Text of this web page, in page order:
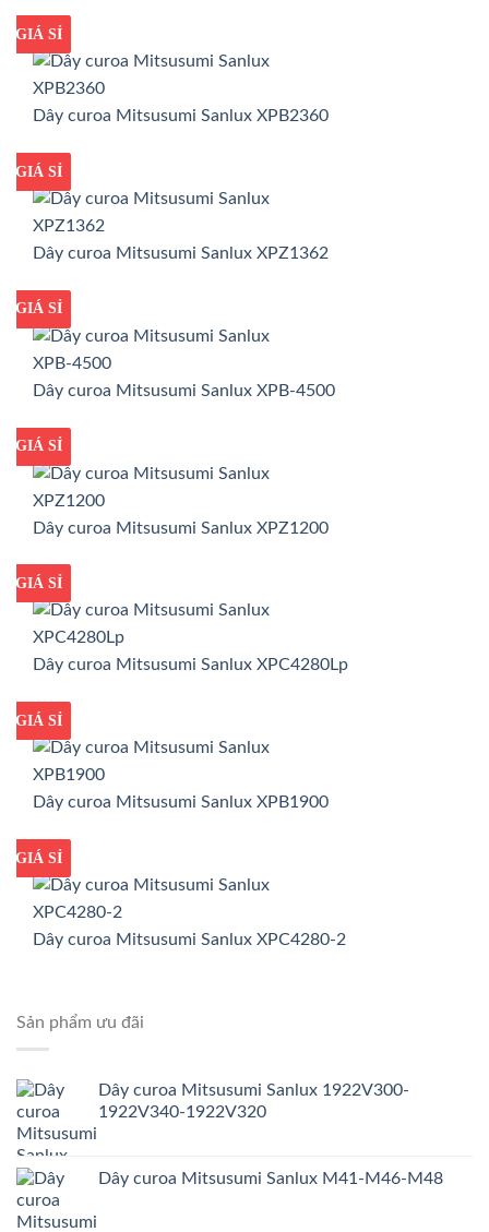
GIÁ TỐT
GIÁ SỈ
Dây curoa Mitsusumi Sanlux XPB2360
GIÁ TỐT
GIÁ SỈ
Dây curoa Mitsusumi Sanlux XPZ1362
GIÁ TỐT
GIÁ SỈ
Dây curoa Mitsusumi Sanlux XPB-4500
GIÁ TỐT
GIÁ SỈ
Dây curoa Mitsusumi Sanlux XPZ1200
GIÁ TỐT
GIÁ SỈ
Dây curoa Mitsusumi Sanlux XPC4280Lp
GIÁ TỐT
GIÁ SỈ
Dây curoa Mitsusumi Sanlux XPB1900
GIÁ TỐT
GIÁ SỈ
Dây curoa Mitsusumi Sanlux XPC4280-2
Sản phẩm ưu đãi
Dây curoa Mitsusumi Sanlux 1922V300-
1922V340-1922V320
Dây curoa Mitsusumi Sanlux M41-M46-M48